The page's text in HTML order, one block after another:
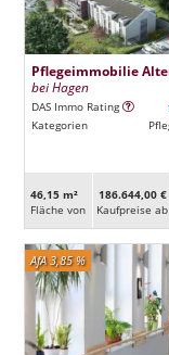
Pflegeimmobilie
bei Hagen
DAS Immo Rating
Kategorien
46,15 m²
Fläche von
186.644,00 €
Kaufpreise ab
AfA 3,85 %